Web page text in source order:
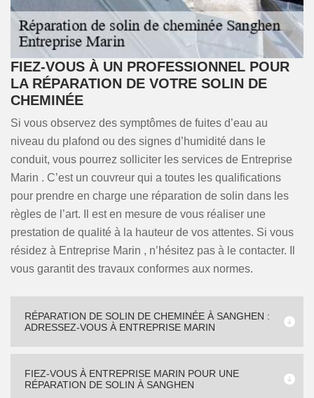
FIEZ-VOUS À UN PROFESSIONNEL POUR
LA RÉPARATION DE VOTRE SOLIN DE
CHEMINÉE
Si vous observez des symptômes de fuites d’eau au
niveau du plafond ou des signes d’humidité dans le
conduit, vous pourrez solliciter les services de Entreprise
Marin . C’est un couvreur qui a toutes les qualifications
pour prendre en charge une réparation de solin dans les
règles de l’art. Il est en mesure de vous réaliser une
prestation de qualité à la hauteur de vos attentes. Si vous
résidez à Entreprise Marin , n’hésitez pas à le contacter. Il
vous garantit des travaux conformes aux normes.
RÉPARATION DE SOLIN DE CHEMINÉE À SANGHEN :
ADRESSEZ-VOUS À ENTREPRISE MARIN
FIEZ-VOUS À ENTREPRISE MARIN POUR UNE
RÉPARATION DE SOLIN À SANGHEN